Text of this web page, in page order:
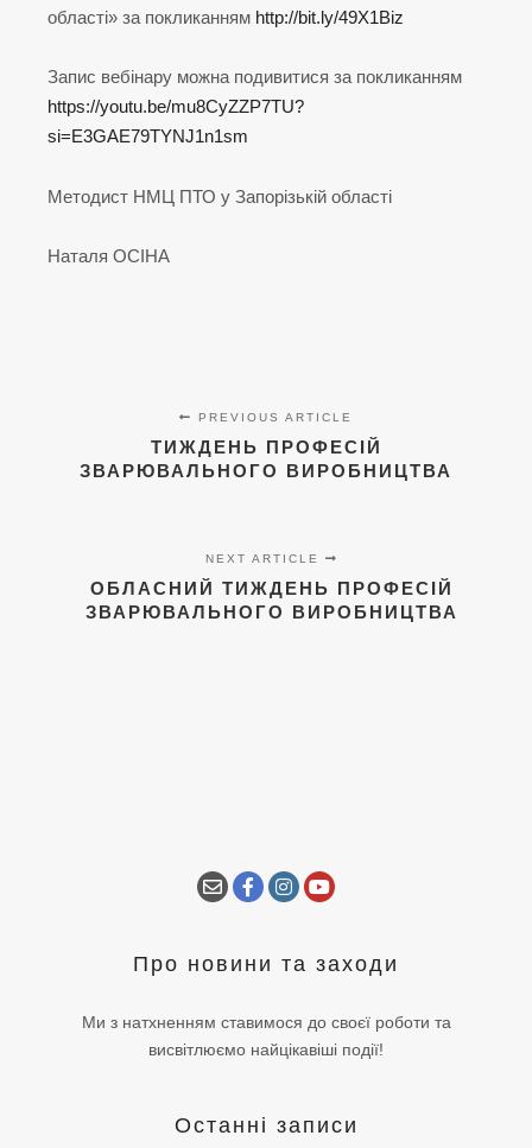
області» за покликанням http://bit.ly/49X1Biz
Запис вебінару можна подивитися за покликанням
https://youtu.be/mu8CyZZP7TU?
si=E3GAE79TYNJ1n1sm
Методист НМЦ ПТО у Запорізькій області
Наталя ОСІНА
PREVIOUS ARTICLE
ТИЖДЕНЬ ПРОФЕСІЙ
ЗВАРЮВАЛЬНОГО ВИРОБНИЦТВА
NEXT ARTICLE
ОБЛАСНИЙ ТИЖДЕНЬ ПРОФЕСІЙ
ЗВАРЮВАЛЬНОГО ВИРОБНИЦТВА
Про новини та заходи
Ми з натхненням ставимося до своєї роботи та
висвітлюємо найцікавіші події!
Останні записи